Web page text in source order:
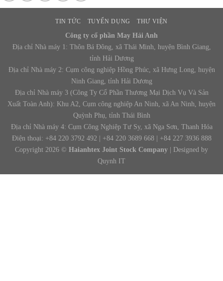
TIN TỨC TUYỂN DỤNG THƯ VIỆN
Công ty cổ phần May Hải Anh
Địa chỉ Nhà máy 1: Thôn Bá Đông, xã Thái Minh, huyện Bình Giang,
tỉnh Hải Dương
Địa chỉ Nhà máy 2: Cụm công nghiệp Hồng Phúc, xã Hưng Long, huyện
Ninh Giang, tỉnh Hải Dương
Địa chỉ Nhà máy 3 (Công Ty Cổ Phần Thương Mại Dịch Vụ Và Sản
Xuất Toàn Anh): Khu A2, Cụm công nghiệp An Ninh, xã An Ninh, huyện
Quỳnh Phụ, tỉnh Thái Bình
Địa chỉ Nhà máy 4: Cụm Công Nghiệp Tư Sy, xã Nga Sơn, Thanh Hóa
Điện thoại: +84 220 3792 492 | +84 220 3689 668 | +84 227 3936 888
Copyright 2026 © Haianhtex Joint Stock Company | Designed by
Quynh IT